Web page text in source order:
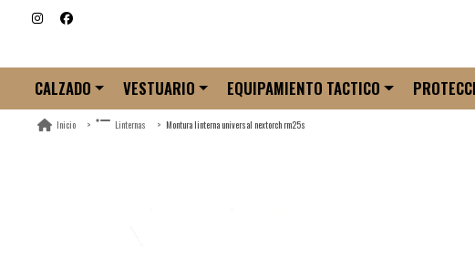
CALZADO VESTUARIO EQUIPAMIENTO TACTICO
Inicio Linternas Montura linterna universal nextorch rm25s